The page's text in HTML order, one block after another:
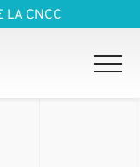
LA CNCC